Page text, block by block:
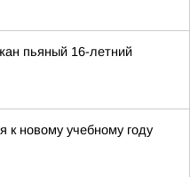
пьяный 16-летний
к новому учебному году